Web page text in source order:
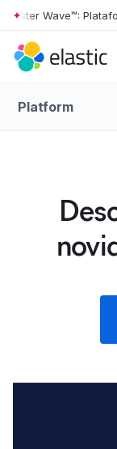
Skip to main content
Wave™:
Platform